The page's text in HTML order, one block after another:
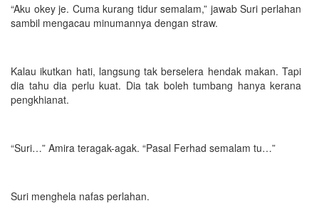
“Aku okey je. Cuma kurang tidur semalam,” jawab Suri perlahan
sambil mengacau minumannya dengan straw.
Kalau ikutkan hati, langsung tak berselera hendak makan. Tapi
dia tahu dia perlu kuat. Dia tak boleh tumbang hanya kerana
pengkhianat.
“Suri…” Amira teragak-agak. “Pasal Ferhad semalam tu…”
Suri menghela nafas perlahan.